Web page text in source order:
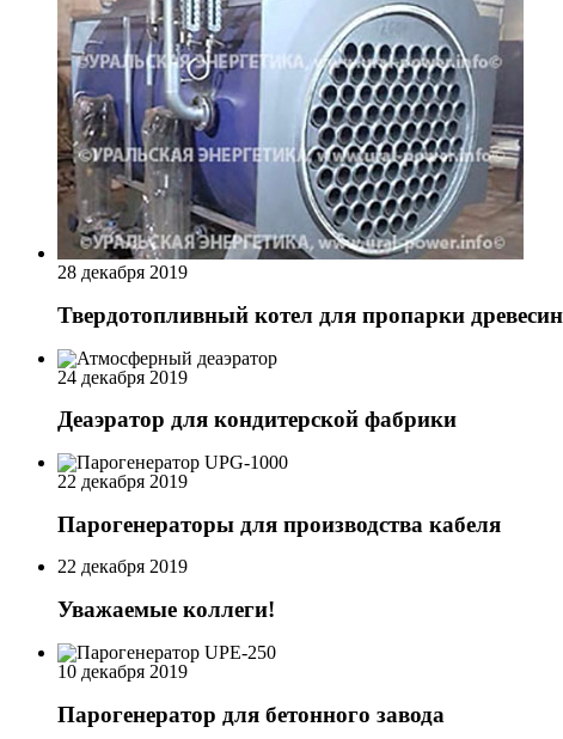
28 декабря 2019
Твердотопливный котел для пропарки
24 декабря 2019
Деаэратор для кондитерской фабрики
22 декабря 2019
Парогенераторы для производства кабеля
22 декабря 2019
Уважаемые коллеги!
10 декабря 2019
Парогенератор для бетонного завода